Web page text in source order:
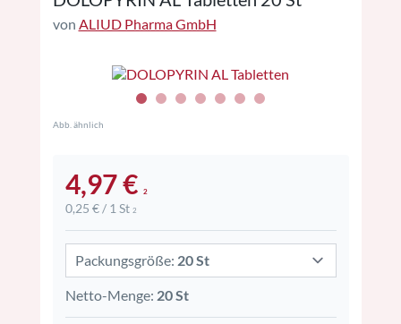
von ALIUD Pharma GmbH
Abb. ähnlich
4,97 € 2
0,25 € / 1 St 2
Packungsgröße: 20 St
Netto-Menge: 20 St